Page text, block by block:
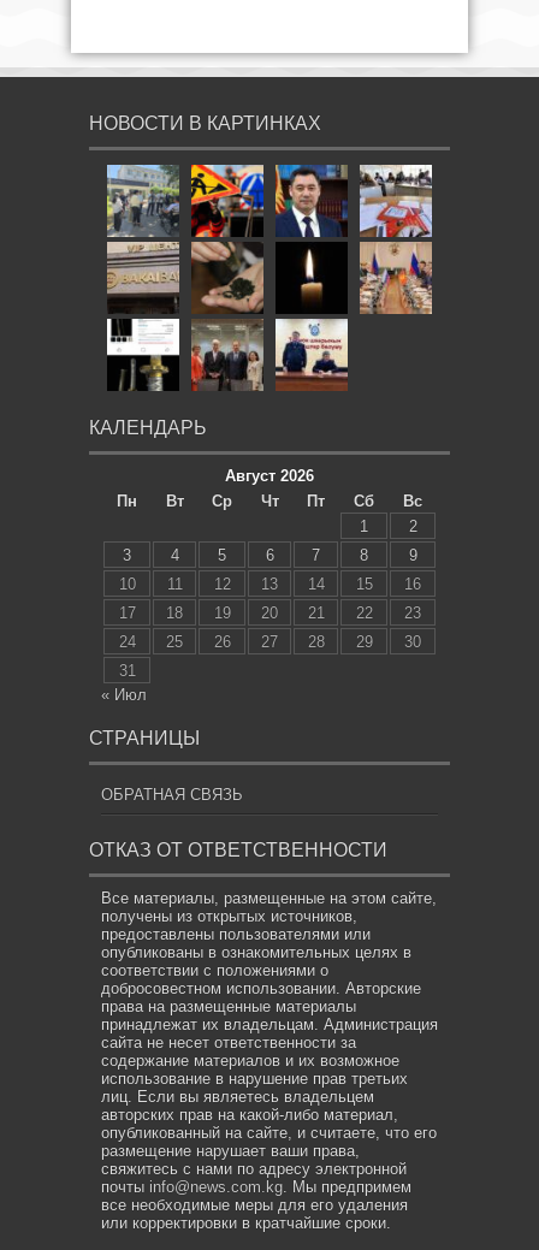
НОВОСТИ В КАРТИНКАХ
КАЛЕНДАРЬ
Август 2026
Пн
Вт Ср Чт Пт Сб
Вс
1
2
3
4 5 6 7 8
9
10
11 12 13 14 15
16
17
18 19 20 21 22
23
24
25 26 27 28 29
30
31
« Июл
СТРАНИЦЫ
ОБРАТНАЯ СВЯЗЬ
ОТКАЗ ОТ ОТВЕТСТВЕННОСТИ
Все материалы, размещенные на этом сайте,
получены из открытых источников,
предоставлены пользователями или
опубликованы в ознакомительных целях в
соответствии с положениями о
добросовестном использовании. Авторские
права на размещенные материалы
принадлежат их владельцам. Администрация
сайта не несет ответственности за
содержание материалов и их возможное
использование в нарушение прав третьих
лиц. Если вы являетесь владельцем
авторских прав на какой-либо материал,
опубликованный на сайте, и считаете, что его
размещение нарушает ваши права,
свяжитесь с нами по адресу электронной
почты info@news.com.kg. Мы предпримем
все необходимые меры для его удаления
или корректировки в кратчайшие сроки.